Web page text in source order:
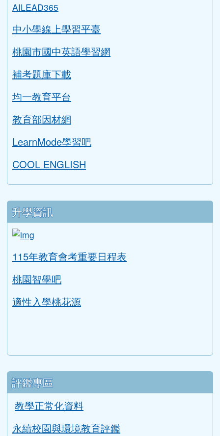
AILEAD365
中小學線上學習平臺
桃園市國中英語學習網
補考題庫下載
均一教育平台
教育部因材網
LearnMode學習吧
COOL ENGLISH
升學資訊
ink to https://tyc.entry.edu.tw/NoExamImitate_TL/
115年教育會考重要日程表
桃園智學吧
適性入學桃花源
評鑑專區
教學正常化資料
永續校園與環境教育評鑑